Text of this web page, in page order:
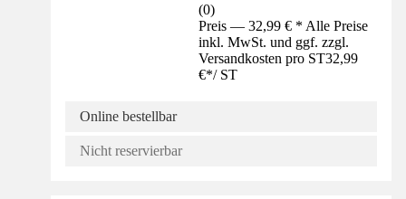
(0)
Preis — 32,99 € * Alle Preise
inkl. MwSt. und ggf. zzgl.
Versandkosten pro ST32,99
€*/ ST
Online bestellbar
Nicht reservierbar